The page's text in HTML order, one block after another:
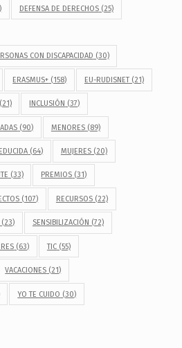
DEFENSA DE DERECHOS(25)
CON DISCAPACIDAD (30)
ERASMUS+ (158) EU-RUDISNET(21)
INCLUSIÓN (37)
(90) MENORES(89)
(64) MUJERES(20)
(33) PREMIOS (31)
(107) RECURSOS(22)
(23) SENSIBILIZACIÓN (72)
(63) TIC(55)
VACACIONES (21)
YO TE CUIDO (30)